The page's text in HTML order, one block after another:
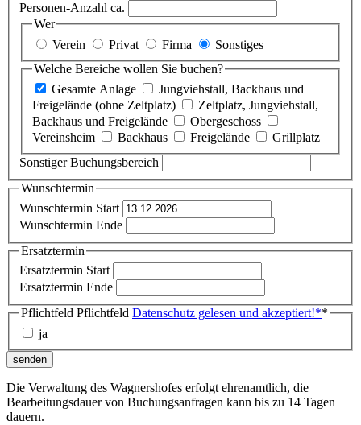
Personen-Anzahl ca.
Wer
Verein
Privat Firma
Sonstiges
Welche Bereiche wollen Sie buchen?
Gesamte Anlage
Jungviehstall, Backhaus und
Freigelände (ohne Zeltplatz)
Zeltplatz, Jungviehstall,
Backhaus und Freigelände
Obergeschoss
Vereinsheim
Backhaus Freigelände
Grillplatz
Sonstiger Buchungsbereich
Wunschtermin
Wunschtermin Start
Wunschtermin Ende
Ersatztermin
Ersatztermin Start
Ersatztermin Ende
Pflichtfeld Pflichtfeld Datenschutz gelesen und akzeptiert!**
ja
senden
Die Verwaltung des Wagnershofes erfolgt ehrenamtlich, die
Bearbeitungsdauer von Buchungsanfragen kann bis zu 14 Tagen
dauern.